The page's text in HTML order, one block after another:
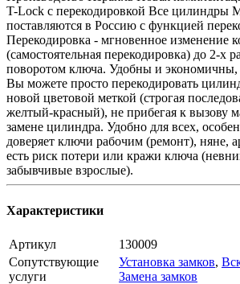
T-Lock c перекодировкой Все цилиндры
поставляются в Россию с функцией
Перекодировка - мгновенное изменение
(самостоятельная перекодировка) до 2-х
поворотом ключа. Удобны и экономичны,
Вы можете просто перекодировать
новой цветовой меткой (строгая
желтый-красный), не прибегая к вызову
замене цилиндра. Удобно для всех,
доверяет ключи рабочим (ремонт), няне,
есть риск потери или кражи ключа
забывчивые взрослые).
Характеристики
Артикул
130009
Сопутствующие
услуги
Установка замков,
Замена замков